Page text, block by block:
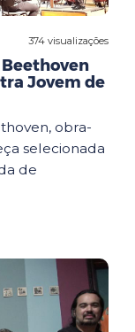
374 visualizações
Jovem de
obra-
selecionada
de